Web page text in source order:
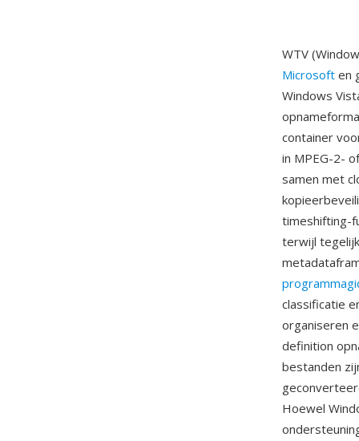
WTV
Microsoft en
Windows
container
in MPEG-2-
samen met
timeshifting-
terwijl
classificatie
organiseren
definition
bestanden
Hoewel